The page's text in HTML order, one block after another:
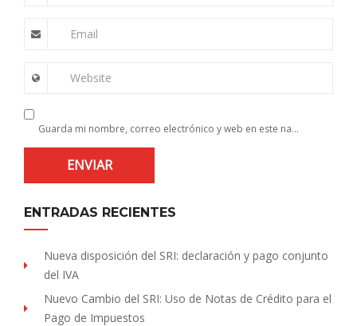
Email
Website
Guarda mi nombre, correo electrónico y web en este navegador para la próxima vez que comente.
ENTRADAS RECIENTES
Nueva disposición del SRI: declaración y pago conjunto
del IVA
Nuevo Cambio del SRI: Uso de Notas de Crédito para el
Pago de Impuestos